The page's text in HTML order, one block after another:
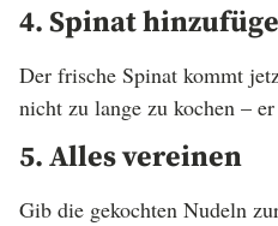
4. Spinat
Der frische Spinat kommt
nicht zu lange zu kochen –
5. Alles vereinen
Gib die gekochten Nudeln